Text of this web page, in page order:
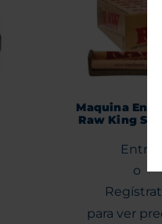
Maquina
Raw King
Entra
o
para ver